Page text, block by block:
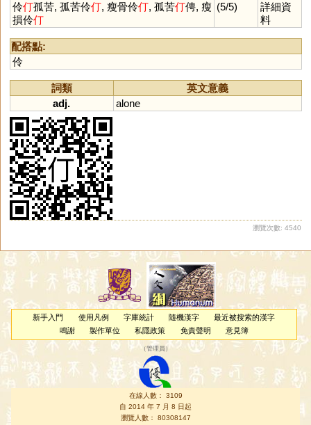
伶仃孤苦, 孤苦伶仃, 瘦骨伶仃, 孤苦仃俜, 瘦
損伶仃
(5/5)
詳細資
料
配搭點:
伶
詞類
英文意義
adj.
alone
瀏覽次數: 4540
新手入門 使用凡例 字庫統計 隨機漢字
最近被搜索的漢字
鳴謝
製作單位 私隱政策 免責聲明 意見簿
（管理員 ）
在線人數： 3109
自 2014 年 7 月 8 日起
瀏覽人數： 80308147